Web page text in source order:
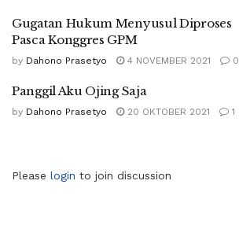
Gugatan Hukum Menyusul Diproses
Pasca Konggres GPM
by Dahono Prasetyo 4 NOVEMBER 2021 0
Panggil Aku Ojing Saja
by Dahono Prasetyo 20 OKTOBER 2021 1
Please login to join discussion